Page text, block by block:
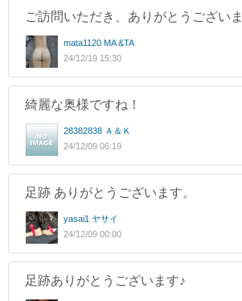
ご訪問いただき、ありがとうござい
mata1120 MA &TA
24/12/19 15:30
綺麗な奥様ですね！
28382838 Ａ＆Ｋ
24/12/09 06:19
足跡 ありがとうございます。
yasai1 ヤサイ
24/12/09 00:00
足跡ありがとうございます♪